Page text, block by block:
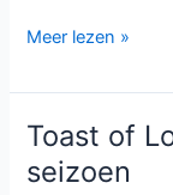
Moone
beste
sitcom
bij
British
Meer lezen »
Toast of
seizoen